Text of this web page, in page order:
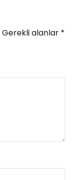
Gerekli alanlar *